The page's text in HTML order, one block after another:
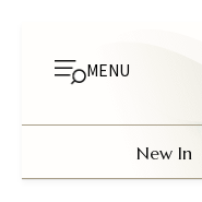
MENU
New In